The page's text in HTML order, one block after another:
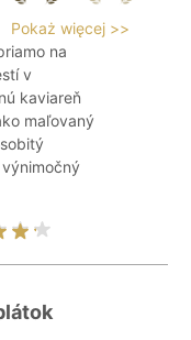
Pokaż więcej >>
na
v
kaviareň
maľovaný